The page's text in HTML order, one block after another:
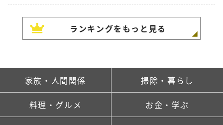
ランキングをもっと見る
家族・人間関係 掃除・暮らし
料理・グルメ お金・学ぶ